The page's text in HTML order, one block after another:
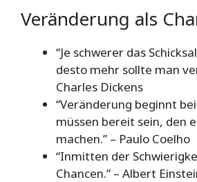
Veränderung als
“Je schwerer das
desto mehr sollte man
Charles Dickens
“Veränderung beginnt
müssen bereit sein, den
machen.” – Paulo Coelho
“Inmitten der
Chancen.” – Albert